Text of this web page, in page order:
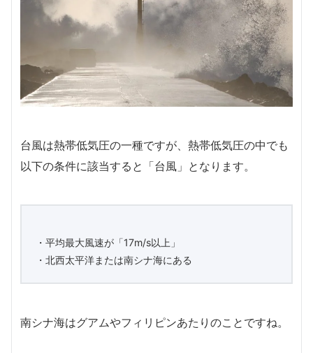
台風は熱帯低気圧の一種ですが、熱帯低気圧の中でも
以下の条件に該当すると「台風」となります。
・平均最大風速が「17m/s以上」
・北西太平洋または南シナ海にある
南シナ海はグアムやフィリピンあたりのことですね。